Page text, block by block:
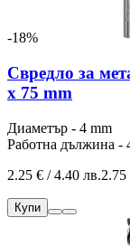
-18%
Свредло за
x 75 mm
Диаметър - 4 mm
Работна дължина -
2.25 € / 4.40 лв.2.75
Купи